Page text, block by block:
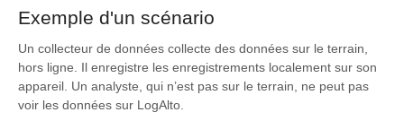
Exemple d'un scénario
Un collecteur de données collecte des données sur le terrain,
hors ligne. Il enregistre les enregistrements localement sur son
appareil. Un analyste, qui n’est pas sur le terrain, ne peut pas
voir les données sur LogAlto.